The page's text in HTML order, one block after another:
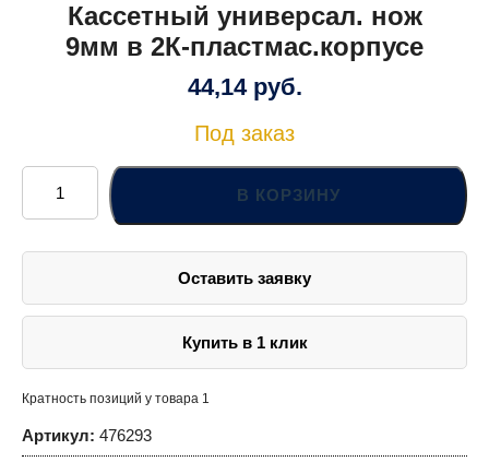
Кассетный универсал. нож
9мм в 2К-пластмас.корпусе
44,14 руб.
Под заказ
Количество
товара
Кассетный
универсал.
9мм
В КОРЗИНУ
Оставить заявку
Купить в 1 клик
Кратность позиций у товара 1
Артикул: 476293